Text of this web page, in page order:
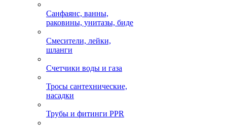
Санфаянс, ванны,
раковины, унитазы, биде
Смесители, лейки,
шланги
Счетчики воды и газа
Тросы сантехнические,
насадки
Трубы и фитинги PPR